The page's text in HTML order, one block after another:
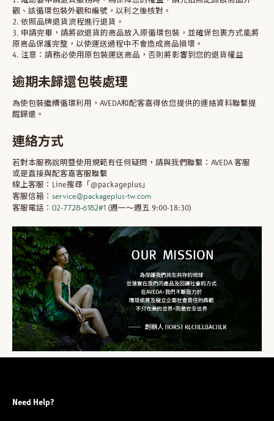
觀、該循環包裝外觀和編號，以利之後核對。
2. 依照品牌退貨流程進行退貨。
3. 申請完畢，請將欲退貨的商品放入原循環包裝，並確保包裹方式能將
原商品保護完整，以使運送過程中不會造成商品損壞。
4. 注意：請務必使用原包裝運送商品，否則將影響到您的退貨權益
逾期未歸還包裝處理
為使包裝繼續循環利用，AVEDA和配客嘉得依您提供的連絡資料聯繫提
醒歸還。
連絡方式
若對本服務說明暨使用規範有任何疑問，請與我們聯繫：AVEDA 客服
或是直接與配客嘉客服聯繫
線上客服：Line搜尋「@packageplus」
客服信箱： service@packageplus-tw.com
客服電話： 02-7728-6182#1 (週一～週五 9:00-18:30)
Need Help?